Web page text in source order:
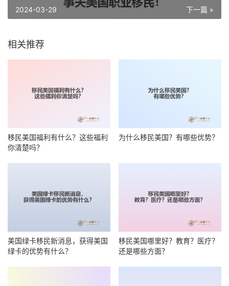
下一篇 »
2024-03-29
相关推荐
移民美国福利有什么？这些福利
你清楚吗？
为什么移民美国？有哪些优势？
美国绿卡移民新消息，获得美国
绿卡的优势有什么？
移民美国哪里好？教育？医疗？
还是哪些方面？